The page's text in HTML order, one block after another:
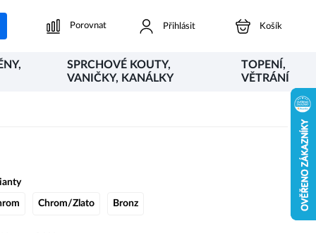
Porovnat Přihlásit Košík
SPRCHOVÉ KOUTY,
VANIČKY, KANÁLKY
TOPENÍ,
VĚTRÁNÍ
Chrom/Zlato Bronz